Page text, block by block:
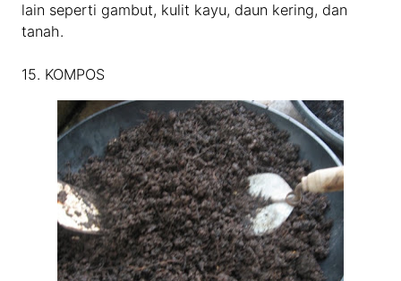
lain seperti gambut, kulit kayu, daun kering, dan
tanah.
15. KOMPOS